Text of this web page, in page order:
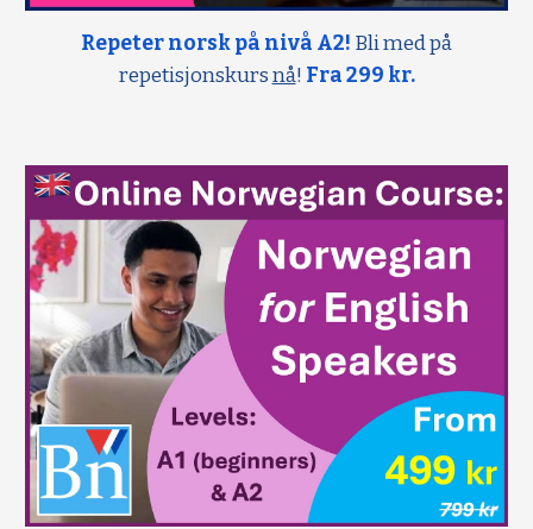
Repeter norsk på nivå A2! Bli med på
repetisjonskursnå! Fra 299 kr.